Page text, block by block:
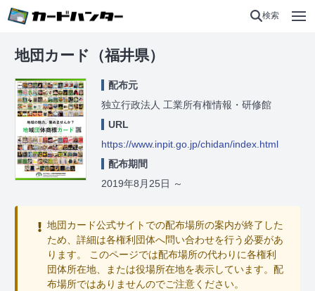
検索
地団カード（福井県）
配布元
独立行政法人 工業所有権情報・研修館
URL
https://www.inpit.go.jp/chidan/index.html
配布期間
2019年8月25日 ～
地団カード公式サイトでの配布場所の案内が終了した
ため、詳細は各権利団体へ問い合わせを行う必要があ
ります。 このページでは配布場所の代わりに各権利
団体所在地、または役場所在地を表示しています。配
布場所ではありませんのでご注意ください。